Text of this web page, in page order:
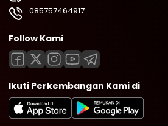
085757464917
Follow Kami
Ikuti Perkembangan Kami di